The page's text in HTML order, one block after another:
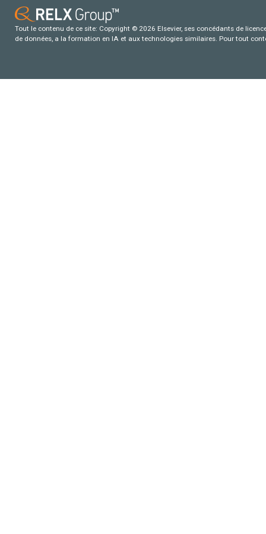
Tout le contenu de ce site: Copyright © 2026 Elsevier, ses concédants de
de données, a la formation en IA et aux technologies similaires. Pour tout